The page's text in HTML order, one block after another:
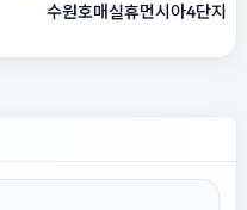
수원호매실휴먼시아4단지